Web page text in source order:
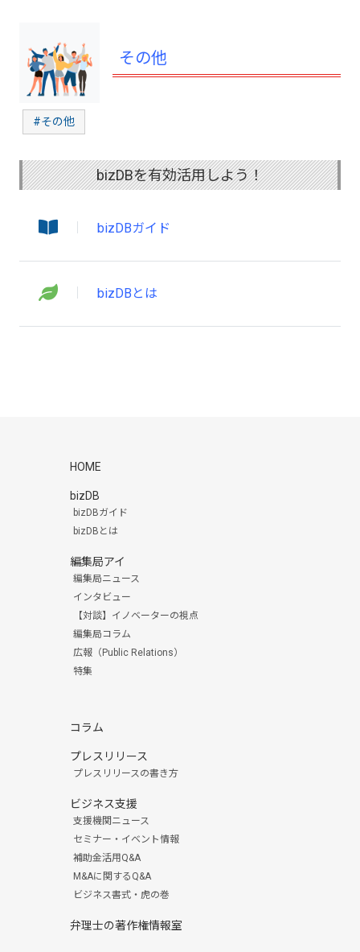
その他
#その他
bizDBを有効活用しよう！
bizDBガイド
bizDBとは
HOME
bizDB
bizDBガイド
bizDBとは
編集局アイ
編集局ニュース
インタビュー
【対談】イノベーターの視点
編集局コラム
広報（Public Relations）
特集
コラム
プレスリリース
プレスリリースの書き方
ビジネス支援
支援機関ニュース
セミナー・イベント情報
補助金活用Q&A
M&Aに関するQ&A
ビジネス書式・虎の巻
弁理士の著作権情報室